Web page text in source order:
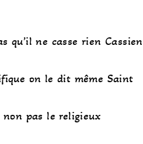
qu’il ne casse rien Cassien
on le dit même Saint
non pas le religieux